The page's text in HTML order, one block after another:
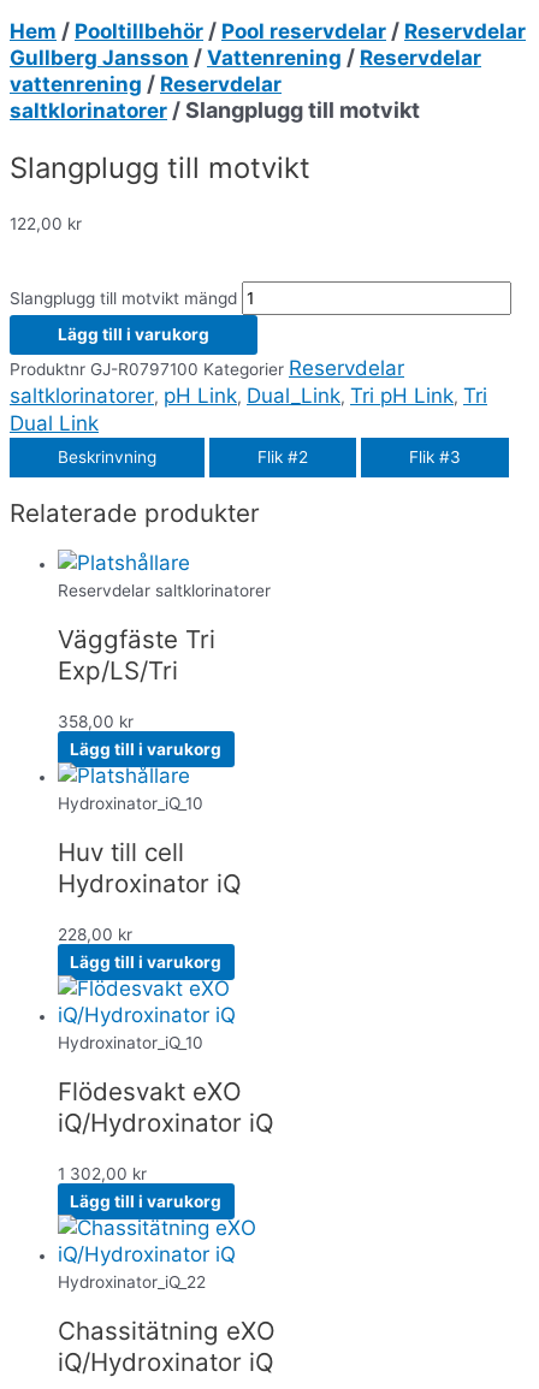
Hem / Pooltillbehör / Pool reservdelar / Reservdelar
Gullberg Jansson / Vattenrening / Reservdelar
vattenrening / Reservdelar
saltklorinatorer / Slangplugg till motvikt
Slangplugg till motvikt
122,00 kr
Slangplugg till motvikt mängd
Lägg till i varukorg
Produktnr GJ-R0797100 Kategorier Reservdelar
saltklorinatorer, pH Link, Dual_Link, Tri pH Link, Tri
Dual Link
Beskrinvning Flik #2 Flik #3
Relaterade produkter
Reservdelar saltklorinatorer
Väggfäste Tri
Exp/LS/Tri
358,00 kr
Lägg till i varukorg
Hydroxinator_iQ_10
Huv till cell
Hydroxinator iQ
228,00 kr
Lägg till i varukorg
Hydroxinator_iQ_10
Flödesvakt eXO
iQ/Hydroxinator iQ
1 302,00 kr
Lägg till i varukorg
Hydroxinator_iQ_22
Chassitätning eXO
iQ/Hydroxinator iQ